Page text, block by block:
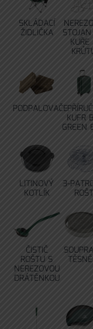
SKLÁDACÍ
ŽIDLIČKA
KUŘE
PODPALOVAČE
KUFR
GREEN
LITINOVÝ
KOTLÍK
3-
ROŠT
ČISTIČ
ROŠTU S
NEREZOVOU
DRÁTĚNKOU